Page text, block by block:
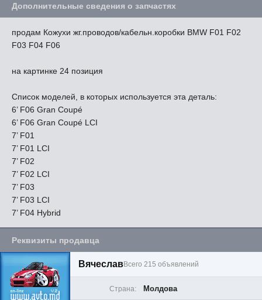
Дополнительные сведения о запчастях
продам Кожухи жг.проводов/кабельн.коробки BMW F01 F02
F03 F04 F06
на картинке 24 позиция
Список моделей, в которых используется эта деталь:
6’ F06 Gran Coupé
6’ F06 Gran Coupé LCI
7’ F01
7’ F01 LCI
7’ F02
7’ F02 LCI
7’ F03
7’ F03 LCI
7’ F04 Hybrid
Реквизиты продавца
ВячеславВсего 215 объявлений
Страна: Молдова